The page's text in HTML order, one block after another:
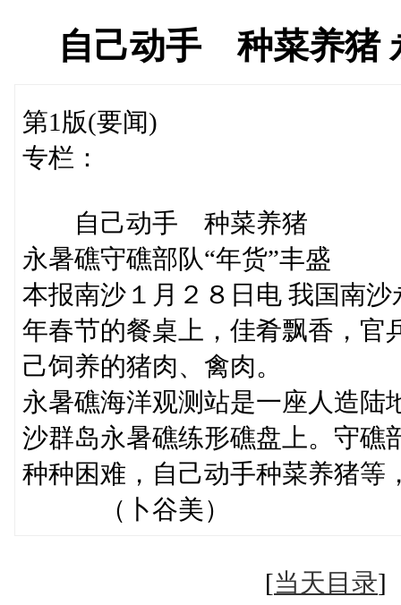
自己动手 种菜养猪
第1版(要闻)
专栏：
自己动手 种菜养猪
永暑礁守礁部队“年货”丰盛
本报南沙１月２８日电 我国南
年春节的餐桌上，佳肴飘香，官
己饲养的猪肉、禽肉。
永暑礁海洋观测站是一座人造陆
沙群岛永暑礁练形礁盘上。守礁
种种困难，自己动手种菜养
（卜谷美）
[当天目录